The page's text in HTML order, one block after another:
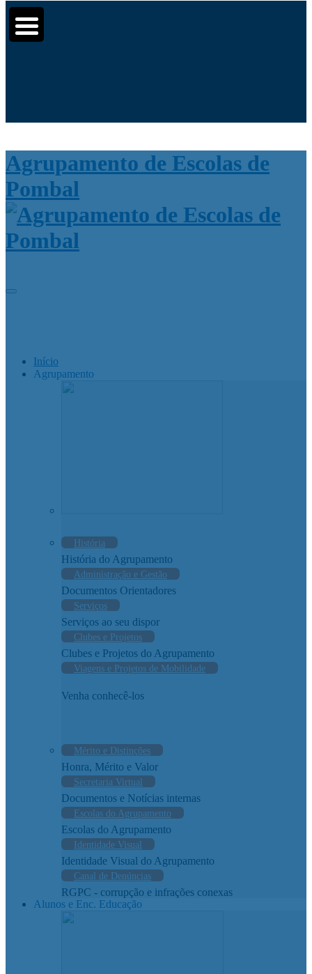
Moodle
SIGE3
for:
Agrupamento de Escolas de
Pombal
Início
Agrupamento
História
História do Agrupamento
Administração e Gestão
Documentos Orientadores
Serviços
Serviços ao seu dispor
Clubes e Projetos
Clubes e Projetos do Agrupamento
Viagens e Projetos de Mobilidade
Venha conhecê-los
Mérito e Distinções
Honra, Mérito e Valor
Secretaria Virtual
Documentos e Notícias internas
Escolas do Agrupamento
Escolas do Agrupamento
Identidade Visual
Identidade Visual do Agrupamento
Canal de Denúncias
RGPC - corrupção e infrações conexas
Alunos e Enc. Educação